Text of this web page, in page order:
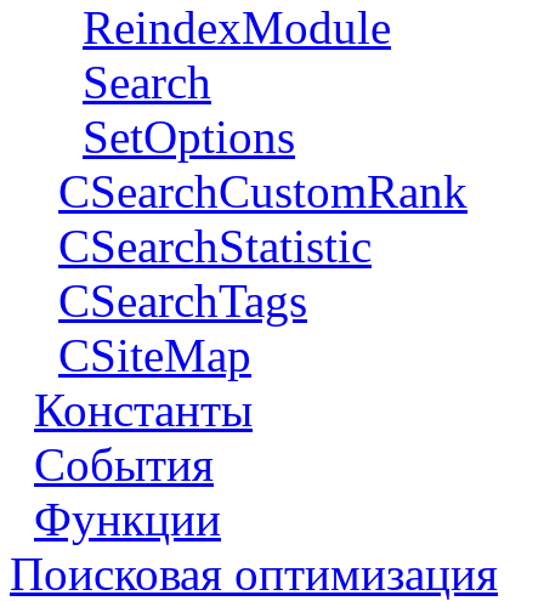
ReindexModule
Search
SetOptions
CSearchCustomRank
CSearchStatistic
CSearchTags
CSiteMap
Константы
События
Функции
Поисковая оптимизация